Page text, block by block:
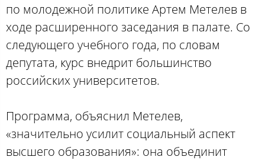
по молодежной политике Артем Метелев в
ходе расширенного заседания в палате. Со
следующего учебного года, по словам
депутата, курс внедрит большинство
российских университетов.
Программа, объяснил Метелев,
«значительно усилит социальный аспект
высшего образования»: она объединит